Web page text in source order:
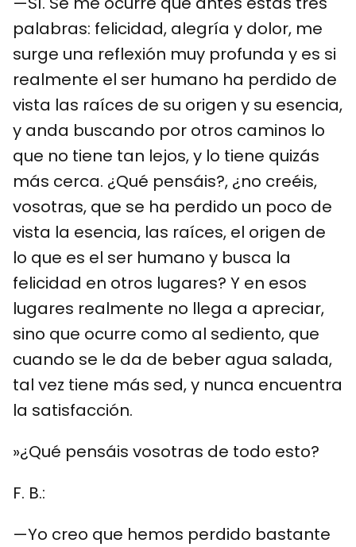
palabras: felicidad, alegría y dolor, me
surge una reflexión muy profunda y es si
realmente el ser humano ha perdido de
vista las raíces de su origen y su esencia,
y anda buscando por otros caminos lo
que no tiene tan lejos, y lo tiene quizás
más cerca. ¿Qué pensáis?, ¿no creéis,
vosotras, que se ha perdido un poco de
vista la esencia, las raíces, el origen de
lo que es el ser humano y busca la
felicidad en otros lugares? Y en esos
lugares realmente no llega a apreciar,
sino que ocurre como al sediento, que
cuando se le da de beber agua salada,
tal vez tiene más sed, y nunca encuentra
la satisfacción.
»¿Qué pensáis vosotras de todo esto?
F. B.:
—Yo creo que hemos perdido bastante